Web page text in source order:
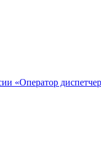
«Оператор